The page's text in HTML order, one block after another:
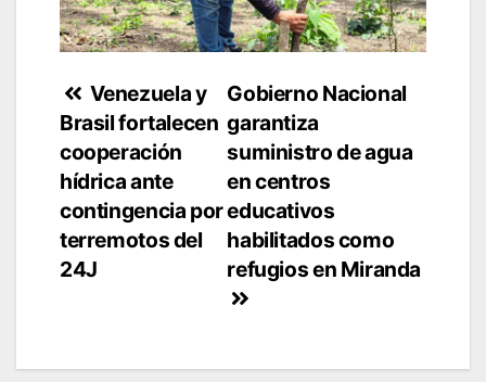
Navegación
de
entradas
Gobierno Nacional
garantiza
suministro de agua
en centros
educativos
habilitados como
refugios en Miranda
Venezuela y
Brasil fortalecen
cooperación
hídrica ante
contingencia por
terremotos del
24J